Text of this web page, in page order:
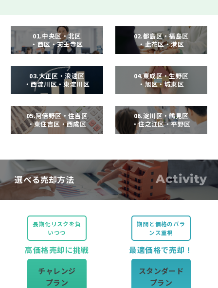
01.中央区・北区
・西区・天王寺区
02.都島区・福島区
・此花区・港区
03.大正区・浪速区
・西淀川区・東淀川区
04.東成区・生野区
・旭区・城東区
05.阿倍野区・住吉区
・東住吉区・西成区
06.淀川区・鶴見区
・住之江区・平野区
選べる売却方法 Activity
長期化リスクを負
いつつ
高価格売却に挑戦
チャレンジ
プラン
期間と価格のバラ
ンス重視
最適価格で売却！
スタンダード
プラン